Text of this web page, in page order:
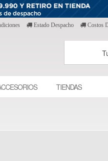
Estado Despacho Costos
TIENDAS